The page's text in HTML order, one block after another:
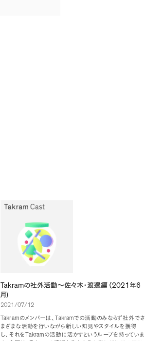
Takramの社外活動〜佐々木・渡邉編 （2021 年6
月)
2021/07/12
Takramのメンバーは、 Takramでの活動のみならず社外でさ
まざまな活動を行いながら新しい知見やスタイルを獲得
し、 それを Takramの活動に活かすというループを持っていま